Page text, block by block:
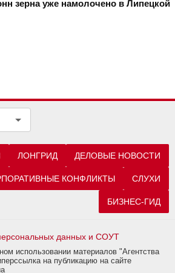
зерна уже намолочено в Липецкой
ЛОНГРИД ДЕЛОВЫЕ НОВОСТИ
КОНФЛИКТЫ СЛУХИ
БИЗНЕС-ГИД
данных и СОУТ
использовании материалов "Агентства
на публикацию на сайте